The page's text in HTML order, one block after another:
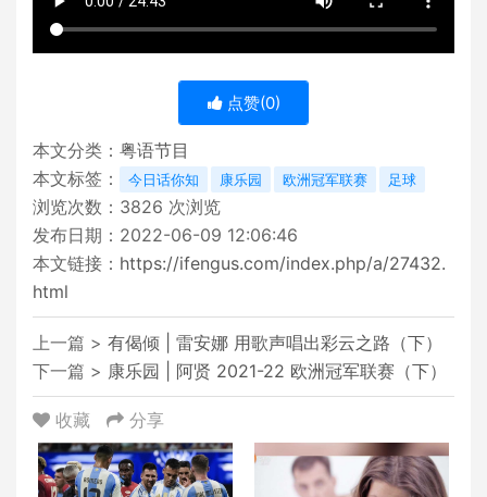
点赞(0)
本文分类： 粤语节目
本文标签：
今日话你知 康乐园 欧洲冠军联赛 足球
浏览次数： 3826 次浏览
发布日期：2022-06-09 12:06:46
本文链接： https://ifengus.com/index.php/a/27432.
html
上一篇 > 有偈倾 | 雷安娜 用歌声唱出彩云之路（下）
下一篇 > 康乐园 | 阿贤 2021-22 欧洲冠军联赛（下）
收藏 分享